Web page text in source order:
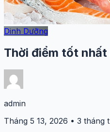
Dinh Dưỡng
Thời điểm tốt
admin
Tháng 5 13, 2026 • 3 tháng